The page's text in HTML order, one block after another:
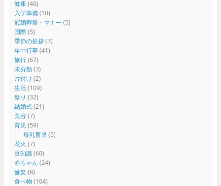
健康(40)
入学準備(10)
冠婚葬祭・マナー (5)
国際(5)
季節の挨拶(3)
年中行事(41)
旅行(67)
未分類(3)
片付け (2)
生活(109)
祭り (32)
結婚式(21)
美容(7)
育児(59)
母乳育児(5)
花火 (7)
豆知識(60)
赤ちゃん (24)
音楽 (8)
食べ物 (104)